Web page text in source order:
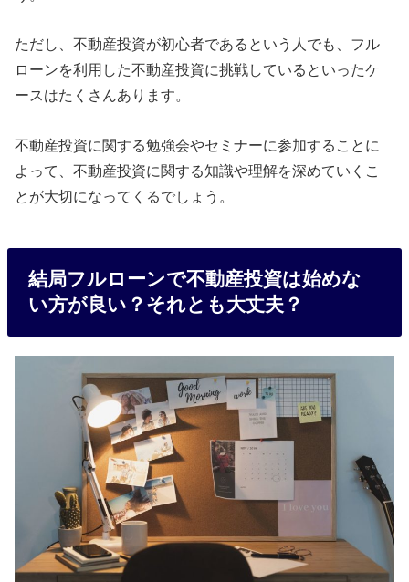
ただし、不動産投資が初心者であるという人でも、フル
ローンを利用した不動産投資に挑戦しているといったケ
ースはたくさんあります。
不動産投資に関する勉強会やセミナーに参加することに
よって、不動産投資に関する知識や理解を深めていくこ
とが大切になってくるでしょう。
結局フルローンで不動産投資は始めな
い方が良い？それとも大丈夫？